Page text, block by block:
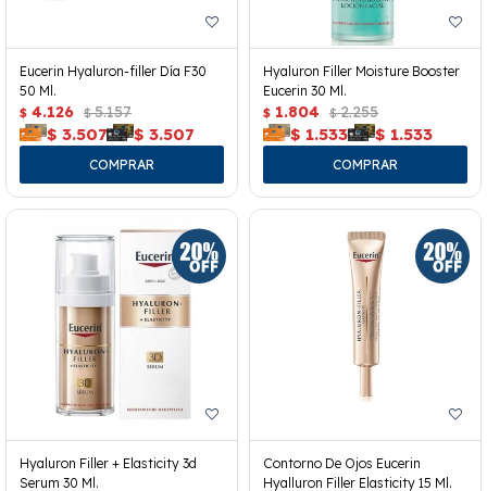
Eucerin Hyaluron-filler Día F30
50 Ml.
$ 4.126 $ 5.157
$ 3.507 $ 3.507
Hyaluron Filler Moisture Booster
Eucerin 30 Ml.
$ 1.804 $ 2.255
$ 1.533 $ 1.533
Hyaluron Filler + Elasticity 3d
Serum 30 Ml.
Contorno De Ojos Eucerin
Hyalluron Filler Elasticity 15 Ml.